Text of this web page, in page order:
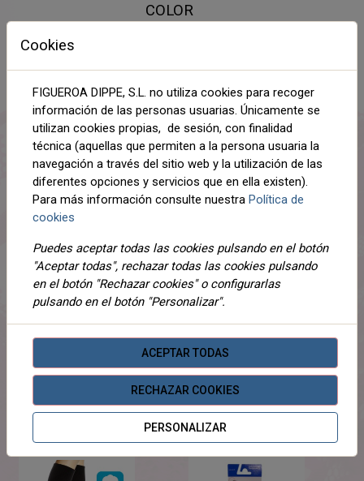
COLOR
AÑADIR AL CARRITO
Compartir
DETALLES
ADJUNTOS
OPINIONES
¡Este producto no tiene descripción!
PRODUCTOSRELACIONADOS
Cookies
FIGUEROA DIPPE, S.L. no utiliza cookies para recoger
información de las personas usuarias. Únicamente se
utilizan cookies propias, de sesión, con finalidad
técnica (aquellas que permiten a la persona usuaria la
navegación a través del sitio web y la utilización de las
diferentes opciones y servicios que en ella existen).
Para más información consulte nuestra Política de
cookies
Puedes aceptar todas las cookies pulsando en el botón
"Aceptar todas", rechazar todas las cookies pulsando
en el botón "Rechazar cookies" o configurarlas
pulsando en el botón "Personalizar".
ACEPTAR TODAS
RECHAZAR COOKIES
PERSONALIZAR